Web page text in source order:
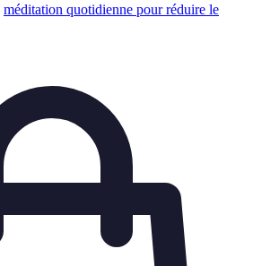
méditation quotidienne pour réduire le